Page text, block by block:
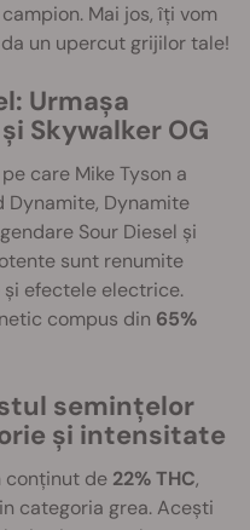
Mai jos, îți vom
un upercut grijilor tale!
Urmașa
Skywalker OG
care Mike Tyson a
Dynamite, Dynamite
Sour Diesel și
sunt renumite
efectele electrice.
compus din 65%
semințelor
și intensitate
conținut de 22% THC,
categoria grea. Acești